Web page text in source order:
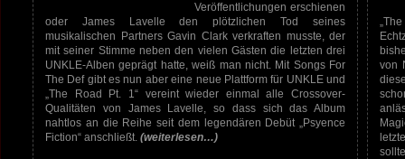
Veröffentlichungen erschienen
oder James Lavelle den plötzlichen Tod seines
musikalischen Partners Gavin Clark verkraften musste, der
mit seiner Stimme neben den vielen Gästen die letzten drei
UNKLE-Alben geprägt hatte, weiß man nicht. Mit Songs For
The Def gibt es nun aber eine neue Plattform für UNKLE und
„The Road Pt. 1“ vereint wieder einmal alle Crossover-
Qualitäten von James Lavelle, so dass sich das Album
nahtlos an die Reihe seit dem legendären Debüt „Psyence
Fiction“ anschließt. (weiterlesen…)
von